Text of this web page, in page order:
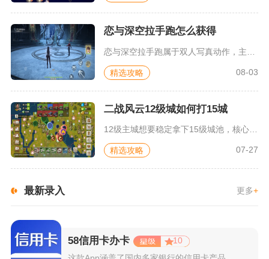
恋与深空拉手跑怎么获得
精选攻略 08-03
二战风云12级城如何打15城
12级主城想要稳定拿下15级城池，核心方案是满配重装攻坚混合...
精选攻略 07-27
最新录入 更多+
58信用卡办卡
10